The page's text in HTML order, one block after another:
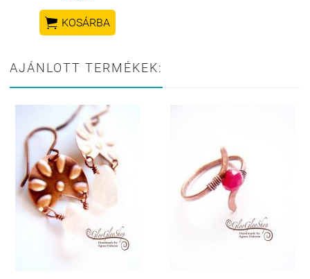
 KOSÁRBA
AJÁNLOTT TERMÉKEK: